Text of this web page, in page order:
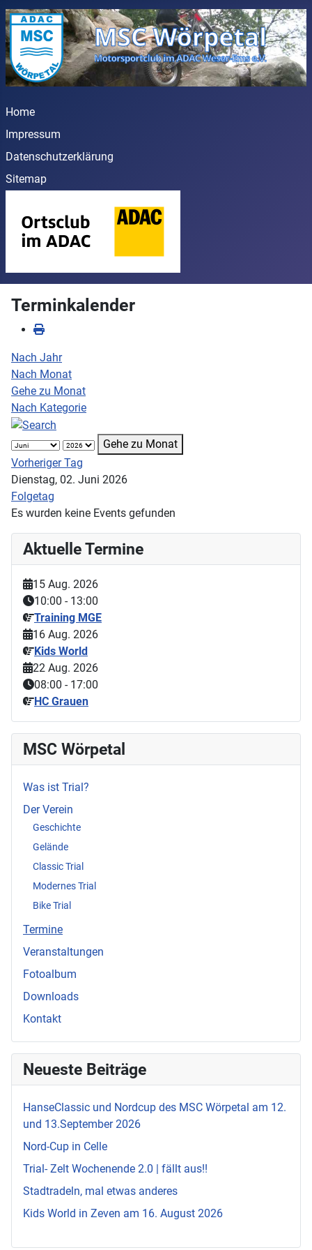
Home
Impressum
Datenschutzerklärung
Sitemap
Terminkalender
Nach Jahr
Nach Monat
Gehe zu Monat
Nach Kategorie
Gehe zu Monat
Vorheriger Tag
Dienstag, 02. Juni 2026
Folgetag
Es wurden keine Events gefunden
Aktuelle Termine
15 Aug. 2026
10:00 - 13:00
Training MGE
16 Aug. 2026
Kids World
22 Aug. 2026
08:00 - 17:00
HC Grauen
MSC Wörpetal
Was ist Trial?
Der Verein
Geschichte
Gelände
Classic Trial
Modernes Trial
Bike Trial
Termine
Veranstaltungen
Fotoalbum
Downloads
Kontakt
Neueste Beiträge
HanseClassic und Nordcup des MSC Wörpetal am 12.
und 13.September 2026
Nord-Cup in Celle
Trial- Zelt Wochenende 2.0 | fällt aus!!
Stadtradeln, mal etwas anderes
Kids World in Zeven am 16. August 2026